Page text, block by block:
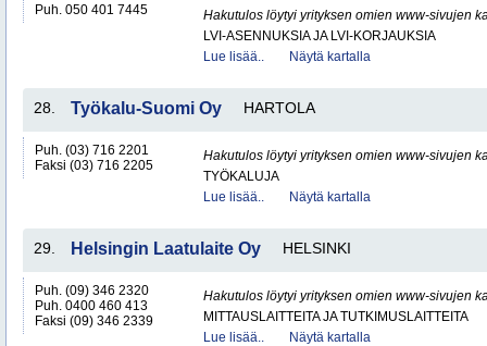
Puh. 050 401 7445
Hakutulos löytyi yrityksen omien www-sivujen
LVI-ASENNUKSIA JA LVI-KORJAUKSIA
Lue lisää..
Näytä kartalla
28. Työkalu-Suomi Oy HARTOLA
Puh. (03) 716 2201
Faksi (03) 716 2205
Hakutulos löytyi yrityksen omien www-sivujen
TYÖKALUJA
Lue lisää..
Näytä kartalla
29. Helsingin Laatulaite Oy HELSINKI
Puh. (09) 346 2320
Puh. 0400 460 413
Faksi (09) 346 2339
Hakutulos löytyi yrityksen omien www-sivujen
MITTAUSLAITTEITA JA TUTKIMUSLAITTEITA
Lue lisää..
Näytä kartalla